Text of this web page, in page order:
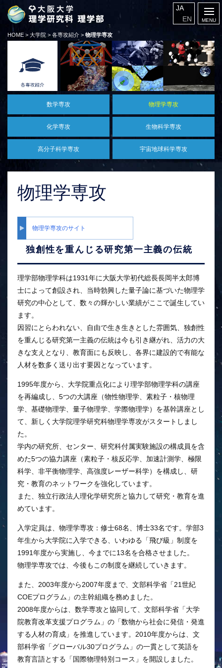
JA
EN
HOME > 大学院 > 各専攻紹介 > 物理学専攻
数学専攻 物理学専攻
化学専攻 生物科学専攻
高分子科学専攻 宇宙地球科学専攻
物理学専攻
物理学専攻のサイト
独創性を重んじる研究第一主義の伝統
理学部物理学科は1931年に大阪大学初代総長長岡半太郎博
士によって創設され、当時勃興した量子論に基づいた物理学
研究の中心として、数々の輝かしい業績がここで誕生してい
ます。
因習にとらわれない、自由で生き生きとした雰囲気、独創性
を重んじる研究第一主義の伝統は今も引き継がれ、活力の大
きな支えとなり、教育面にも反映し、各界に建設的で有能な
人材を数多く送り出す要因となっています。
1995年度から、大学院重点化により理学部物理学科の講座
を再編成し、5つの大講座（物性物理学、素粒子・核物理
学、基礎物理学、量子物理学、学際物理学）を基幹講座とし
て、新しく大学院理学研究科物理学専攻がスタートしまし
た。
学内の研究所、センター、研究科付属実験施設の構成員を含
めた5つの協力講座（素粒子・核反応学、加速計測学、極限
科学、非平衡物理学、高強度レーザー科学）を構成し、研
究・教育のネットワークを強化しています。
また、独立行政法人理化学研究所と協力して研究・教育を進
めています。
入学定員は、物理学専攻：修士68名、博士33名です。学部3
年生から大学院に入学できる、いわゆる「飛び級」制度を
1991年度から実施し、今までに13名を合格させました。
物理学専攻では、今後もこの制度を継続していきます。
また、2003年度から2007年度まで、文部科学省「21世紀
COEプログラム」の主幹組織を務めました。
2008年度からは、数学専攻と協同して、文部科学省「大学
院教育改革支援プログラム」の「数物から社会に発信・発進
する人材の育成」を推進しています。2010年度からは、文
部科学省「グローバル30プログラム」の一貫として英語を
教育言語とする「国際物理特別コース」を開設しました。